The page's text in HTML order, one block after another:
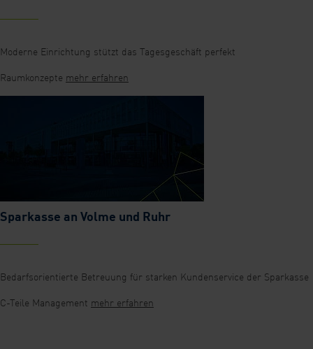
Moderne Einrichtung stützt das Tagesgeschäft perfekt
Raumkonzepte mehr erfahren
Sparkasse an Volme und Ruhr
Bedarfsorientierte Betreuung für starken Kundenservice der Sparkasse
C-Teile Management mehr erfahren